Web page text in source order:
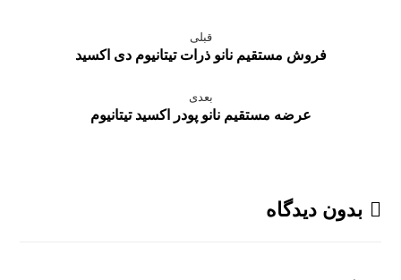
قبلی
فروش مستقیم نانو ذرات تیتانیوم دی اکسید
بعدی
عرضه مستقیم نانو پودر اکسید تیتانیوم
بدون دیدگاه